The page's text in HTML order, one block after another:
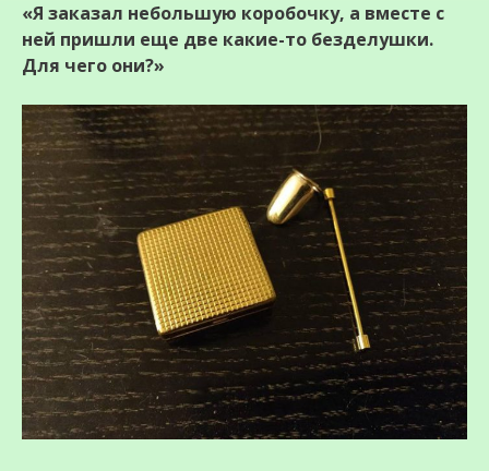
«Я заказал небольшую коробочку, а вместе с
ней пришли еще две какие-то безделушки.
Для чего они?»